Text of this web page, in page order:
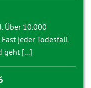
Über 10.000
jeder Todesfall
geht [...]